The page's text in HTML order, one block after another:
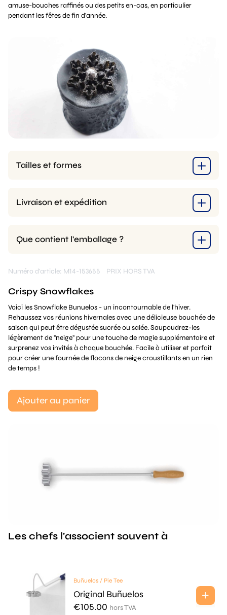
amuse-bouches raffinés ou des petits en-cas, en particulier
pendant les fêtes de fin d'année.
Tailles et formes
Livraison et expédition
Que contient l'emballage ?
Numéro d'article: M14-153655 PRIX HORS TVA
Crispy Snowflakes
Voici les Snowflake Bunuelos - un incontournable de l'hiver.
Rehaussez vos réunions hivernales avec une délicieuse bouchée de
saison qui peut être dégustée sucrée ou salée. Saupoudrez-les
légèrement de "neige" pour une touche de magie supplémentaire et
surprenez vos invités à chaque bouchée. Facile à utiliser et parfait
pour créer une fournée de flocons de neige croustillants en un rien
de temps !
Ajouter au panier
Les chefs l'associent souvent à
Buñuelos / Pie Tee
Original Buñuelos
€105.00 hors TVA